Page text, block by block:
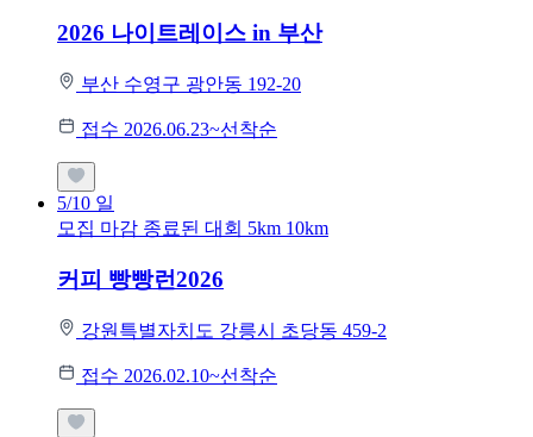
2026 나이트레이스 in 부산
부산 수영구 광안동 192-20
접수 2026.06.23~선착순
5/10 일
모집 마감 종료된 대회 5km 10km
커피 빵빵런2026
강원특별자치도 강릉시 초당동 459-2
접수 2026.02.10~선착순